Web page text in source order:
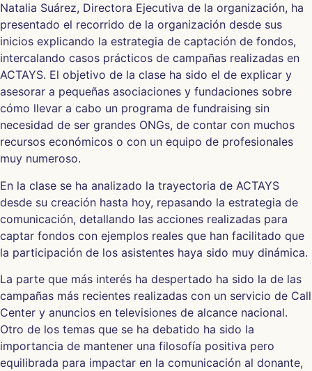
Natalia Suárez, Directora Ejecutiva de la organización, ha
presentado el recorrido de la organización desde sus
inicios explicando la estrategia de captación de fondos,
intercalando casos prácticos de campañas realizadas en
ACTAYS. El objetivo de la clase ha sido el de explicar y
asesorar a pequeñas asociaciones y fundaciones sobre
cómo llevar a cabo un programa de fundraising sin
necesidad de ser grandes ONGs, de contar con muchos
recursos económicos o con un equipo de profesionales
muy numeroso.
En la clase se ha analizado la trayectoria de ACTAYS
desde su creación hasta hoy, repasando la estrategia de
comunicación, detallando las acciones realizadas para
captar fondos con ejemplos reales que han facilitado que
la participación de los asistentes haya sido muy dinámica.
La parte que más interés ha despertado ha sido la de las
campañas más recientes realizadas con un servicio de Call
Center y anuncios en televisiones de alcance nacional.
Otro de los temas que se ha debatido ha sido la
importancia de mantener una filosofía positiva pero
equilibrada para impactar en la comunicación al donante,